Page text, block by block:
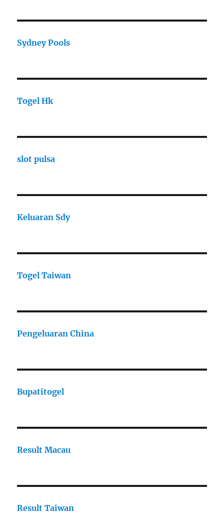
Sydney Pools
Togel Hk
slot pulsa
Keluaran Sdy
Togel Taiwan
Pengeluaran China
Bupatitogel
Result Macau
Result Taiwan